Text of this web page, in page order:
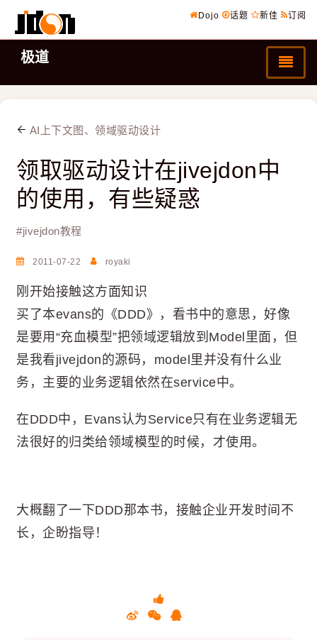
Dojo 话题 新佳 订阅
极道
AI上下文图、领域驱动设计
领取驱动设计在jivejdon中
的使用，有些疑惑
#jivejdon教程
2011-07-22 royaki
刚开始接触这方面知识
买了本evans的《DDD》，看书中的意思，好像
是要用“充血模型”把领域逻辑放到Model里面，但
是我看jivejdon的源码，model里并没有什么业
务，主要的业务逻辑依然在service中。
在DDD中，Evans认为Service只有在业务逻辑无
法很好的归类给领域模型的时候，才使用。
大概翻了一下DDD那本书，接触企业开发时间不
长，企盼指导！